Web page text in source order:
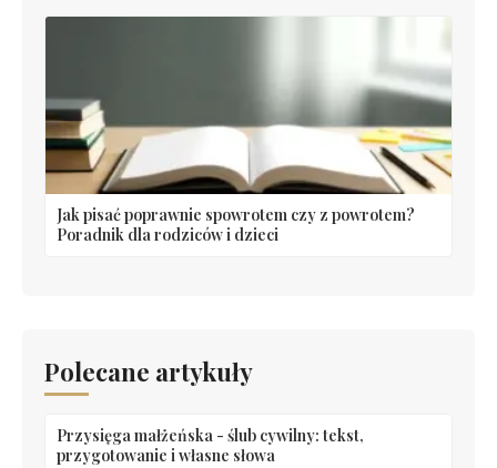
Jak pisać poprawnie spowrotem czy z powrotem?
Poradnik dla rodziców i dzieci
Polecane artykuły
Przysięga małżeńska - ślub cywilny: tekst,
przygotowanie i własne słowa